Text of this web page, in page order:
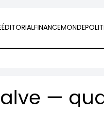
ÉDITORIALFINANCEMONDE